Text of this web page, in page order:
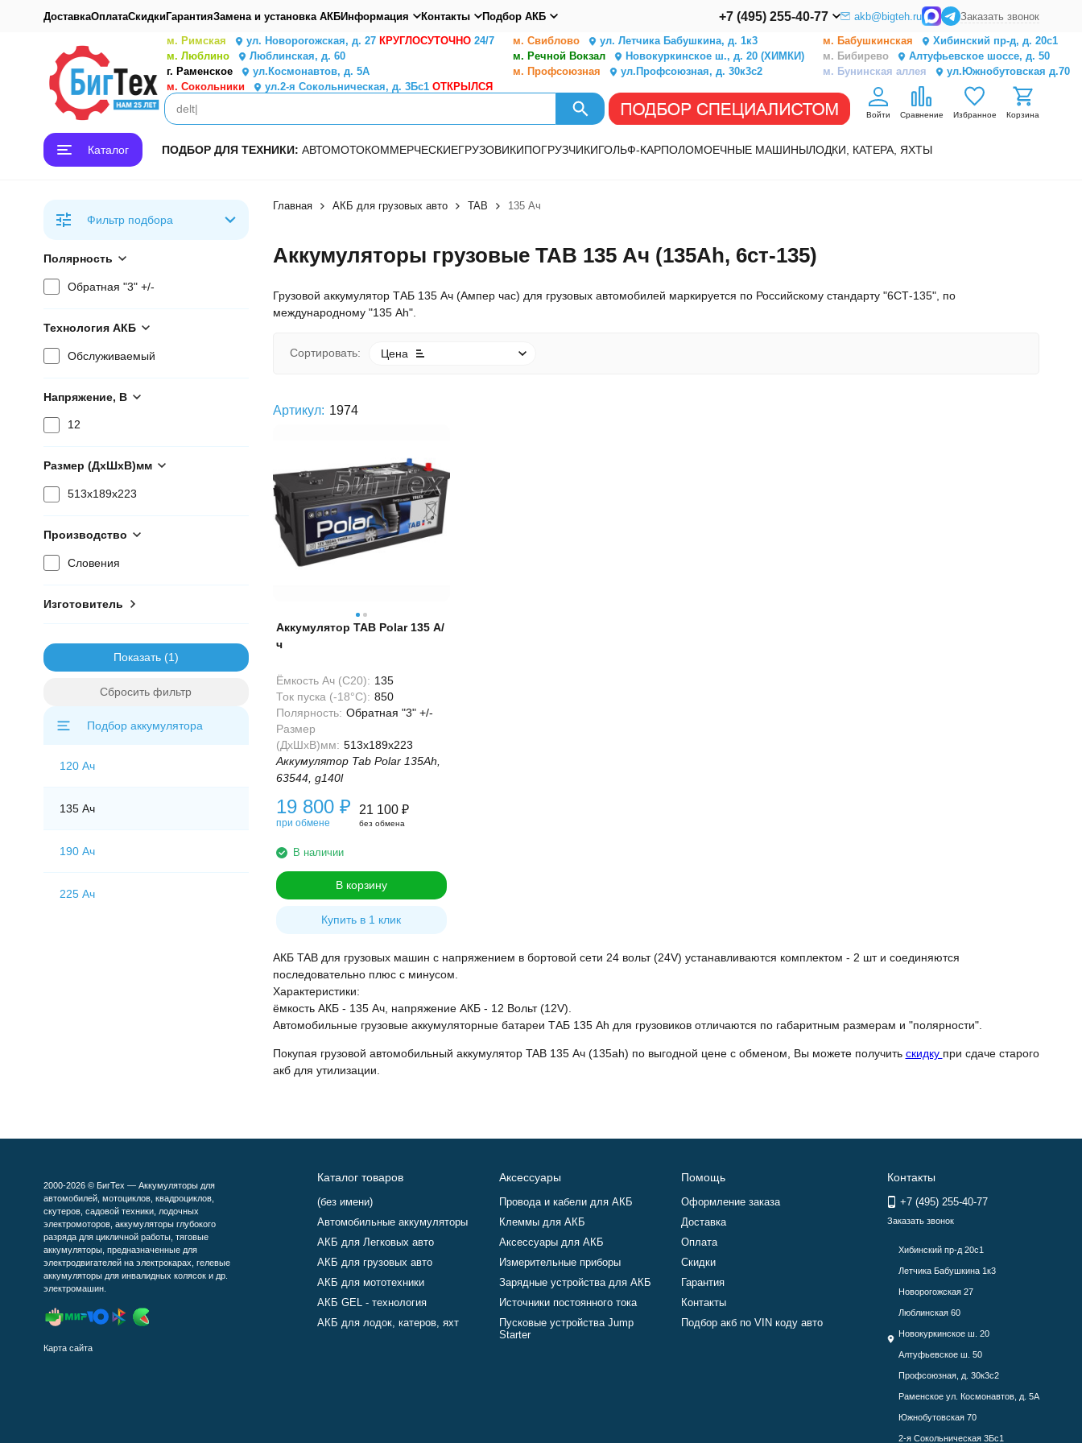
ДоставкаОплатаСкидкиГарантияЗамена и установка АКБИнформация Контакты Подбор АКБ +7 (495) 255-40-77 akb@bigteh.ru Заказать звонок
м. Римская ул. Новорогожская, д. 27 КРУГЛОСУТОЧНО24/7 м. Свиблово ул. Летчика Бабушкина, д. 1к3 м. Бабушкинская
Хибинский пр-д, д. 20с1
м. Люблино
Люблинская, д. 60 м. Речной Вокзал Новокуркинское ш., д. 20 (ХИМКИ) м. Бибирево
Алтуфьевское шоссе, д. 50
г. Раменское
ул.Космонавтов, д. 5А м. Профсоюзная ул.Профсоюзная, д. 30к3с2 м. Бунинская аллея
ул.Южнобутовская д.70
м. Сокольники
ул.2-я Сокольническая, д. 3Бс1 ОТКРЫЛСЯ
Войти Сравнение Избранное Корзина
Каталог ПОДБОР ДЛЯ ТЕХНИКИ: АВТОМОТОКОММЕРЧЕСКИЕГРУЗОВИКИПОГРУЗЧИКИГОЛЬФ-КАРПОЛОМОЕЧНЫЕ МАШИНЫЛОДКИ, КАТЕРА, ЯХТЫ
Главная АКБ для грузовых авто TAB 135 Ач
Аккумуляторы грузовые TAB 135 Ач (135Ah, 6ст-135)
Грузовой аккумулятор ТАБ 135 Ач (Ампер час) для грузовых автомобилей маркируется по Российскому стандарту "6СТ-135", по
международному "135 Ah".
Сортировать: Цена
Артикул: 1974
Аккумулятор TAB Polar 135 А/
ч
Ёмкость Ач (С20): 135
Ток пуска (-18°С): 850
Полярность: Обратная "3" +/-
Размер
(ДхШхВ)мм: 513x189x223
Аккумулятор Tab Polar 135Ah,
63544, g140l
19 800 ₽
при обмене
21 100 ₽
без обмена
В наличии
В корзину
Купить в 1 клик
АКБ TAB для грузовых машин с напряжением в бортовой сети 24 вольт (24V) устанавливаются комплектом - 2 шт и соединяются
последовательно плюс с минусом.
Характеристики:
ёмкость АКБ - 135 Ач, напряжение АКБ - 12 Вольт (12V).
Автомобильные грузовые аккумуляторные батареи ТАБ 135 Ah для грузовиков отличаются по габаритным размерам и "полярности".
Покупая грузовой автомобильный аккумулятор TAB 135 Ач (135ah) по выгодной цене с обменом, Вы можете получить скидку при сдаче старого
акб для утилизации.
Фильтр подбора
Полярность
Обратная "3" +/-
Технология АКБ
Обслуживаемый
Напряжение, В
12
Размер (ДхШхВ)мм
513x189x223
Производство
Словения
Изготовитель
Показать
Сбросить фильтр
Подбор аккумулятора
120 Ач
135 Ач
190 Ач
225 Ач
2000-2026 © БигТех — Аккумуляторы для
автомобилей, мотоциклов, квадроциклов,
скутеров, садовой техники, лодочных
электромоторов, аккумуляторы глубокого
разряда для цикличной работы, тяговые
аккумуляторы, предназначенные для
электродвигателей на электрокарах, гелевые
аккумуляторы для инвалидных колясок и др.
электромашин.
Карта сайта
Каталог товаров
(без имени)
Автомобильные аккумуляторы
АКБ для Легковых авто
АКБ для грузовых авто
АКБ для мототехники
АКБ GEL - технология
АКБ для лодок, катеров, яхт
Аксессуары
Провода и кабели для АКБ
Клеммы для АКБ
Аксессуары для АКБ
Измерительные приборы
Зарядные устройства для АКБ
Источники постоянного тока
Пусковые устройства Jump
Starter
Помощь
Оформление заказа
Доставка
Оплата
Скидки
Гарантия
Контакты
Подбор акб по VIN коду авто
Контакты
+7 (495) 255-40-77
Заказать звонок
Хибинский пр-д 20с1
Летчика Бабушкина 1к3
Новорогожская 27
Люблинская 60
Новокуркинское ш. 20
Алтуфьевское ш. 50
Профсоюзная, д. 30к3с2
Раменское ул. Космонавтов, д. 5А
Южнобутовская 70
2-я Сокольническая 3Бс1